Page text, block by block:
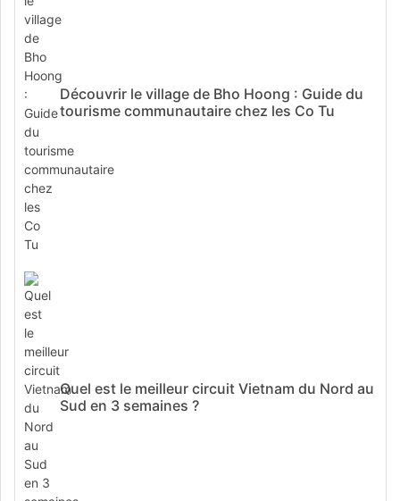
Découvrir le village de Bho Hoong : Guide du
tourisme communautaire chez les Co Tu
Quel est le meilleur circuit Vietnam du Nord au
Sud en 3 semaines ?